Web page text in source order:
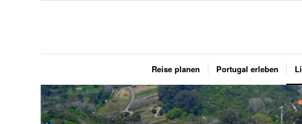
Reise planen Portugal erleben